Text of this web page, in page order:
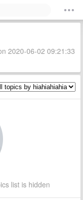
2020-06-02 09:21:33
list is hidden